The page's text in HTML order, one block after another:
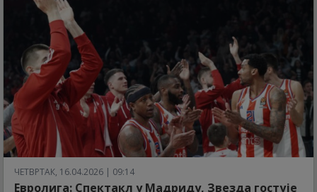
ЧЕТВРТАК, 16.04.2026 | 09:14
Евролига: Спектакл у Мадриду, Звезда гостује